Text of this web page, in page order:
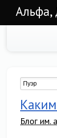
Альфа,
Блог им.